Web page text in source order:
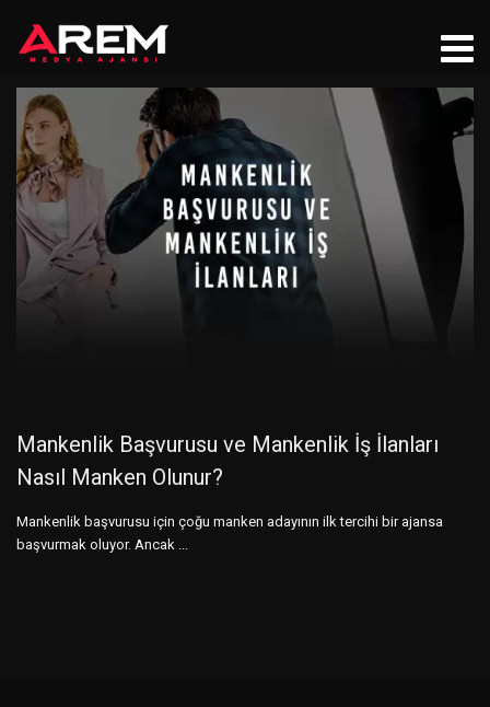
Mankenlik Başvurusu ve Mankenlik İş İlanları
Nasıl Manken Olunur?
Mankenlik başvurusu için çoğu manken adayının ilk tercihi bir ajansa
başvurmak oluyor. Ancak ...